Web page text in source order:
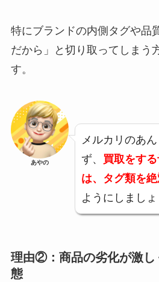
特にブランドの内側タグや品
だから」と切り取ってしまう
す。
あやの
メルカリのあ
ず、 買取をす
は、タグ類を
ようにしましょ
理由②：商品の劣化が激し
態